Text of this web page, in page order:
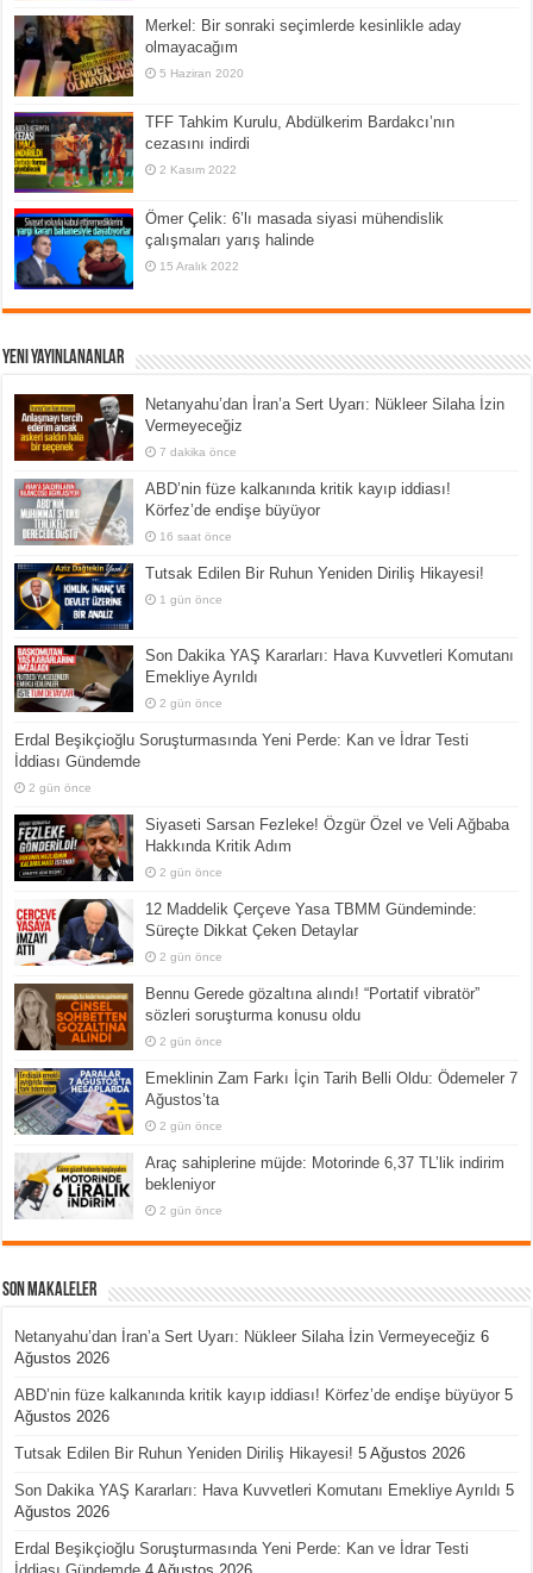
Merkel: Bir sonraki seçimlerde kesinlikle aday
olmayacağım
5 Haziran 2020
TFF Tahkim Kurulu, Abdülkerim Bardakcı’nın
cezasını indirdi
2 Kasım 2022
Ömer Çelik: 6’lı masada siyasi mühendislik
çalışmaları yarış halinde
15 Aralık 2022
Yeni Yayınlananlar
Netanyahu’dan İran’a Sert Uyarı: Nükleer Silaha İzin
Vermeyeceğiz
7 dakika önce
ABD’nin füze kalkanında kritik kayıp iddiası!
Körfez’de endişe büyüyor
16 saat önce
Tutsak Edilen Bir Ruhun Yeniden Diriliş Hikayesi!
1 gün önce
Son Dakika YAŞ Kararları: Hava Kuvvetleri Komutanı
Emekliye Ayrıldı
2 gün önce
Erdal Beşikçioğlu Soruşturmasında Yeni Perde: Kan ve İdrar Testi
İddiası Gündemde
2 gün önce
Siyaseti Sarsan Fezleke! Özgür Özel ve Veli Ağbaba
Hakkında Kritik Adım
2 gün önce
12 Maddelik Çerçeve Yasa TBMM Gündeminde:
Süreçte Dikkat Çeken Detaylar
2 gün önce
Bennu Gerede gözaltına alındı! “Portatif vibratör”
sözleri soruşturma konusu oldu
2 gün önce
Emeklinin Zam Farkı İçin Tarih Belli Oldu: Ödemeler 7
Ağustos’ta
2 gün önce
Araç sahiplerine müjde: Motorinde 6,37 TL’lik indirim
bekleniyor
2 gün önce
Son Makaleler
Netanyahu’dan İran’a Sert Uyarı: Nükleer Silaha İzin Vermeyeceğiz 6
Ağustos 2026
ABD’nin füze kalkanında kritik kayıp iddiası! Körfez’de endişe büyüyor 5
Ağustos 2026
Tutsak Edilen Bir Ruhun Yeniden Diriliş Hikayesi! 5 Ağustos 2026
Son Dakika YAŞ Kararları: Hava Kuvvetleri Komutanı Emekliye Ayrıldı 5
Ağustos 2026
Erdal Beşikçioğlu Soruşturmasında Yeni Perde: Kan ve İdrar Testi